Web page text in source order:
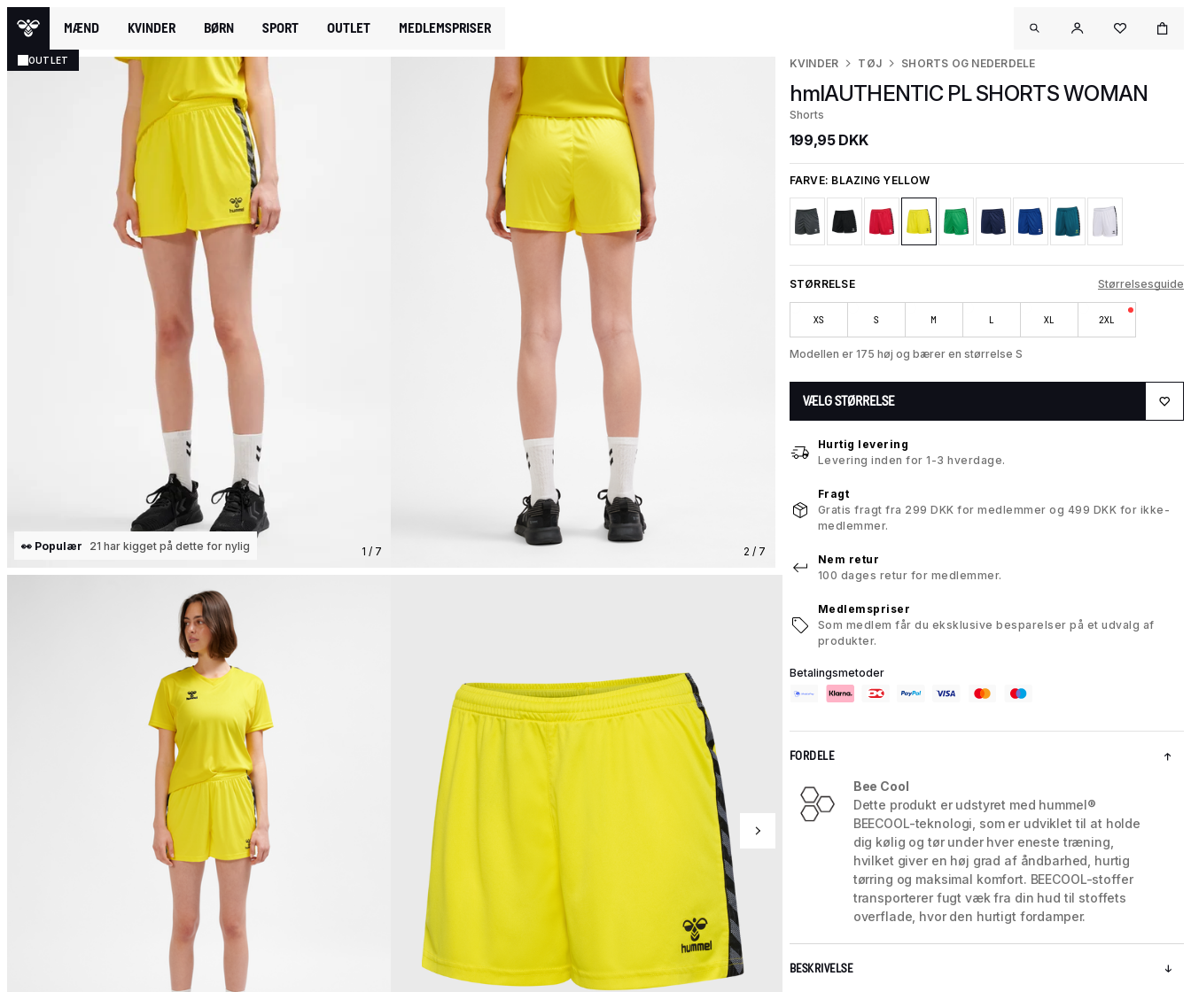
MÆND KVINDER BØRN SPORT OUTLET MEDLEMSPRISER
OUTLET
1 / 7
👀 Populær 21 har kigget på dette for nylig 2 / 7
KVINDER TØJ SHORTS OG NEDERDELE
hmlAUTHENTIC PL SHORTS WOMAN
Shorts
199,95 DKK
FARVE: BLAZING YELLOW
STØRRELSE Størrelsesguide
XS S M L XL 2XL
Modellen er 175 høj og bærer en størrelse S
VÆLG STØRRELSE
Hurtig levering
Levering inden for 1-3 hverdage.
Fragt
Gratis fragt fra 299 DKK for medlemmer og 499 DKK for ikke-
medlemmer.
Nem retur
100 dages retur for medlemmer.
Medlemspriser
Som medlem får du eksklusive besparelser på et udvalg af
produkter.
Betalingsmetoder
FORDELE
Bee Cool
Dette produkt er udstyret med hummel®
BEECOOL-teknologi, som er udviklet til at holde
dig kølig og tør under hver eneste træning,
hvilket giver en høj grad af åndbarhed, hurtig
tørring og maksimal komfort. BEECOOL-stoffer
transporterer fugt væk fra din hud til stoffets
overflade, hvor den hurtigt fordamper.
BESKRIVELSE